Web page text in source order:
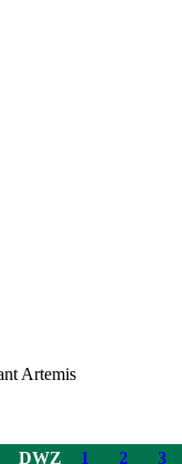
Artemis
DWZ 1 2 3